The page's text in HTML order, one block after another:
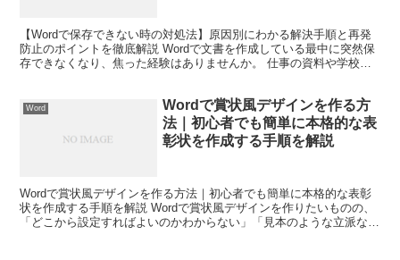
【Wordで保存できない時の対処法】原因別にわかる解決手順と再発
防止のポイントを徹底解説 Wordで文書を作成している最中に突然保
存できなくなり、焦った経験はありませんか。 仕事の資料や学校の
Word
Wordで賞状風デザインを作る方
法｜初心者でも簡単に本格的な表
彰状を作成する手順を解説
Wordで賞状風デザインを作る方法｜初心者でも簡単に本格的な表彰
状を作成する手順を解説 Wordで賞状風デザインを作りたいものの、
「どこから設定すればよいのかわからない」「見本のような立派な賞